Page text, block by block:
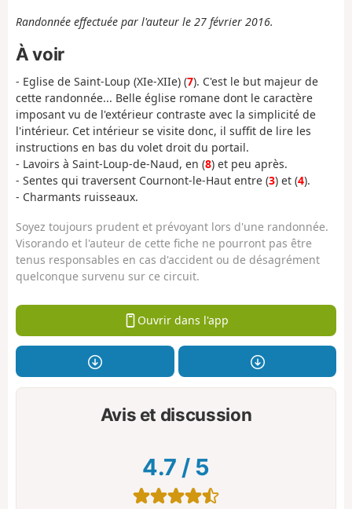
Randonnée effectuée par l'auteur le 27 février 2016.
À voir
- Eglise de Saint-Loup (XIe-XIIe) (7). C'est le but majeur de
cette randonnée... Belle église romane dont le caractère
imposant vu de l'extérieur contraste avec la simplicité de
l'intérieur. Cet intérieur se visite donc, il suffit de lire les
instructions en bas du volet droit du portail.
- Lavoirs à Saint-Loup-de-Naud, en (8) et peu après.
- Sentes qui traversent Cournont-le-Haut entre (3) et (4).
- Charmants ruisseaux.
Soyez toujours prudent et prévoyant lors d'une randonnée.
Visorando et l'auteur de cette fiche ne pourront pas être
tenus responsables en cas d'accident ou de désagrément
quelconque survenu sur ce circuit.
Ouvrir dans l'app
Avis et discussion
4.7 / 5